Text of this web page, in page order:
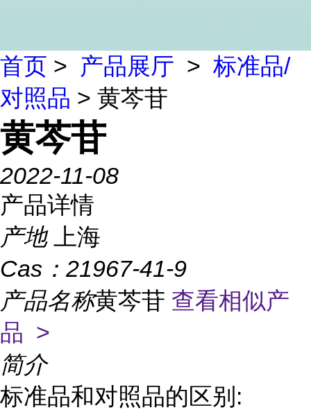
首页 > 产品展厅 > 标准品/
对照品 > 黄芩苷
黄芩苷
2022-11-08
产品详情
产地
上海
Cas： 21967-41-9
产品名称黄芩苷 查看相似产
品 >
简介
标准品和对照品的区别: